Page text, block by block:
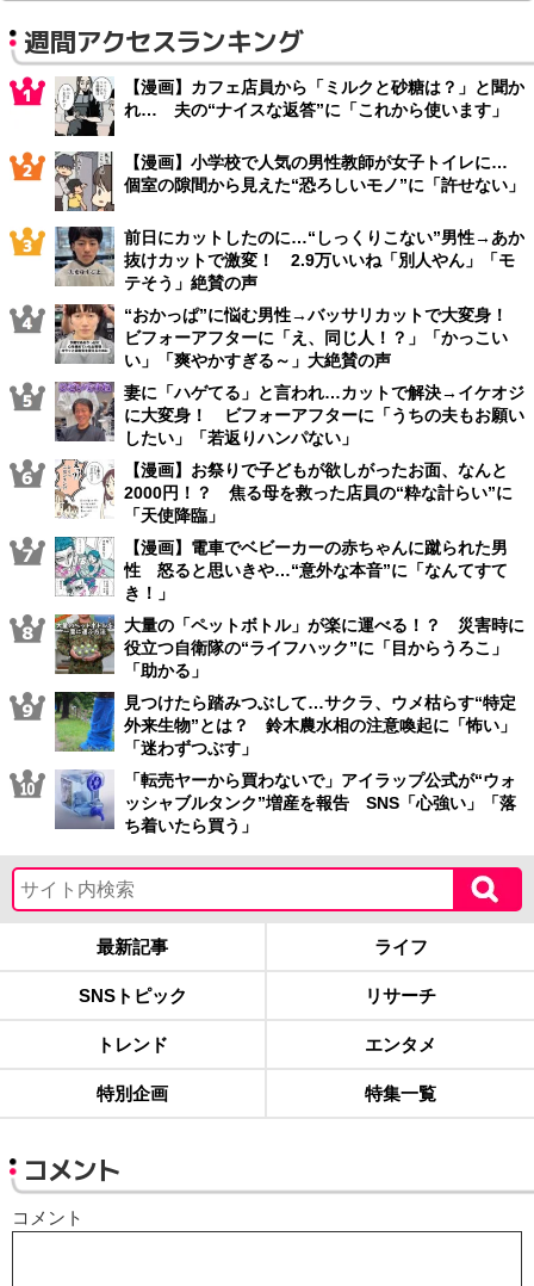
週間アクセスランキング
【漫画】カフェ店員から「ミルクと砂糖は？」と聞か
れ… 夫の“ナイスな返答”に「これから使います」
【漫画】小学校で人気の男性教師が女子トイレに…
個室の隙間から見えた“恐ろしいモノ”に「許せない」
前日にカットしたのに…“しっくりこない”男性→あか
抜けカットで激変！ 2.9万いいね「別人やん」「モ
テそう」絶賛の声
“おかっぱ”に悩む男性→バッサリカットで大変身！
ビフォーアフターに「え、同じ人！？」「かっこい
い」「爽やかすぎる～」大絶賛の声
妻に「ハゲてる」と言われ…カットで解決→イケオジ
に大変身！ ビフォーアフターに「うちの夫もお願い
したい」「若返りハンパない」
【漫画】お祭りで子どもが欲しがったお面、なんと
2000円！？ 焦る母を救った店員の“粋な計らい”に
「天使降臨」
【漫画】電車でベビーカーの赤ちゃんに蹴られた男
性 怒ると思いきや…“意外な本音”に「なんてすて
き！」
大量の「ペットボトル」が楽に運べる！？ 災害時に
役立つ自衛隊の“ライフハック”に「目からうろこ」
「助かる」
見つけたら踏みつぶして…サクラ、ウメ枯らす“特定
外来生物”とは？ 鈴木農水相の注意喚起に「怖い」
「迷わずつぶす」
「転売ヤーから買わないで」アイラップ公式が“ウォ
ッシャブルタンク”増産を報告 SNS「心強い」「落
ち着いたら買う」
最新記事 ライフ
SNSトピック リサーチ
トレンド エンタメ
特別企画 特集一覧
コメント
コメント